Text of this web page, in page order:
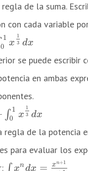
de la suma.
con cada variable
1
0
x
1
3 dx
d x
se puede escribir
en ambas
∫ 1
0
x
1
3 dx
13 dx
regla de la potencia
para evaluar los
∫ xndx = xn+1
xndx=x n+1 n+1